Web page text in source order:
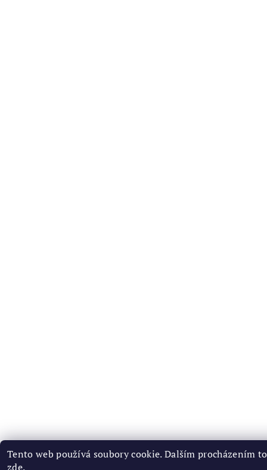
Tento web používá soubory cookie. Dalším procházením
zde.